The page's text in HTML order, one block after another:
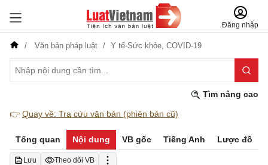
Đăng nhập
Văn bản pháp luật Y tế-Sức khỏe, COVID-19
Tìm nâng cao
👉 Quay về: Tra cứu văn bản (phiên bản cũ)
Tổng quan Nội dung VB gốc Tiếng Anh Lược đồ
Lưu Theo dõi VB